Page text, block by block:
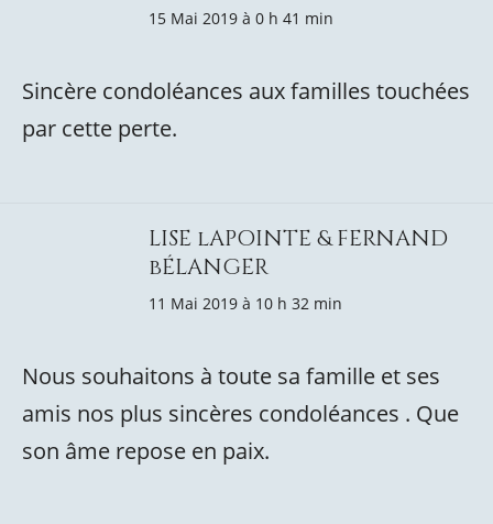
15 Mai 2019 à 0 h 41 min
Sincère condoléances aux familles touchées
par cette perte.
LISE lAPOINTE & FERNAND
bÉLANGER
11 Mai 2019 à 10 h 32 min
Nous souhaitons à toute sa famille et ses
amis nos plus sincères condoléances . Que
son âme repose en paix.